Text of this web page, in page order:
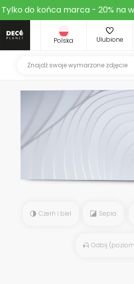
Tylko do końca marca - 20% na
Polska Ulubione
Czerń i biel Sepia
Odbij